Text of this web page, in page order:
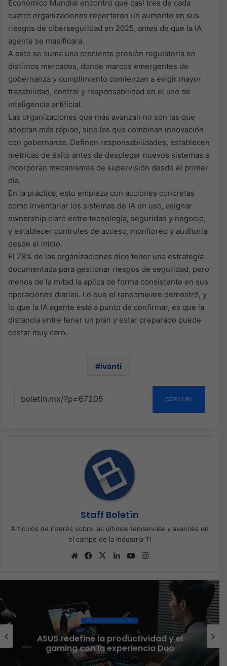
Económico Mundial encontró que casi tres de cada
cuatro organizaciones reportaron un aumento en sus
riesgos de ciberseguridad en 2025, antes de que la IA
agente se masificara.
A esto se suma una creciente presión regulatoria en
distintos mercados, donde marcos emergentes de
gobernanza y cumplimiento comienzan a exigir mayor
trazabilidad, control y responsabilidad en el uso de
inteligencia artificial.
Las organizaciones que más avanzan no son las que
adoptan más rápido, sino las que combinan innovación
con gobernanza. Definen responsabilidades, establecen
métricas de éxito antes de desplegar nuevos sistemas e
incorporan mecanismos de supervisión desde el primer
día.
En la práctica, esto empieza con acciones concretas
como inventariar los sistemas de IA en uso, asignar
ownership claro entre tecnología, seguridad y negocio,
y establecer controles de acceso, monitoreo y auditoría
desde el inicio.
El 78% de las organizaciones dice tener una estrategia
documentada para gestionar riesgos de seguridad, pero
menos de la mitad la aplica de forma consistente en sus
operaciones diarias. Lo que el ransomware demostró, y
lo que la IA agente está a punto de confirmar, es que la
distancia entre tener un plan y estar preparado puede
costar muy caro.
Ivanti
COPY URL
Staff Boletín
Artículos de interés sobre las últimas tendencias y avances en
el campo de la Industria TI
Sitio
Facebook
X LinkedInYouTube
Ciberseguridad
El 73% de las empresas en LATAM
aseguran que el phishing sigue
funcionando